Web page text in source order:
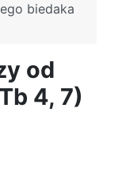
biedaka
od
4, 7)